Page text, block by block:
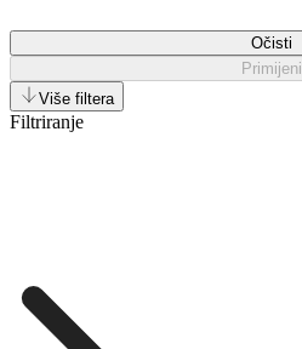
Očisti
Primijeni
Više filtera
Filtriranje